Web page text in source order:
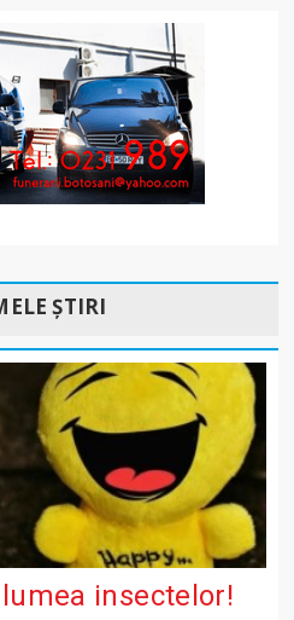
ȘTIRI
insectelor!